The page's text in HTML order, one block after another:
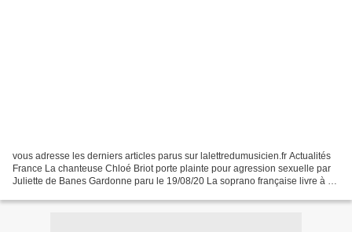
vous adresse les derniers articles parus sur lalettredumusicien.fr Actualités
France La chanteuse Chloé Briot porte plainte pour agression sexuelle par
Juliette de Banes Gardonne paru le 19/08/20 La soprano française livre à La